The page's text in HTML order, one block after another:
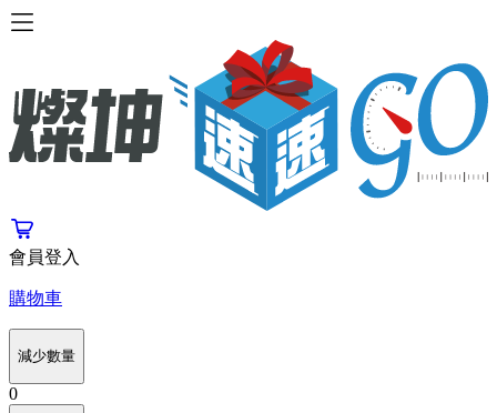
會員登入
購物車
減少數量
0